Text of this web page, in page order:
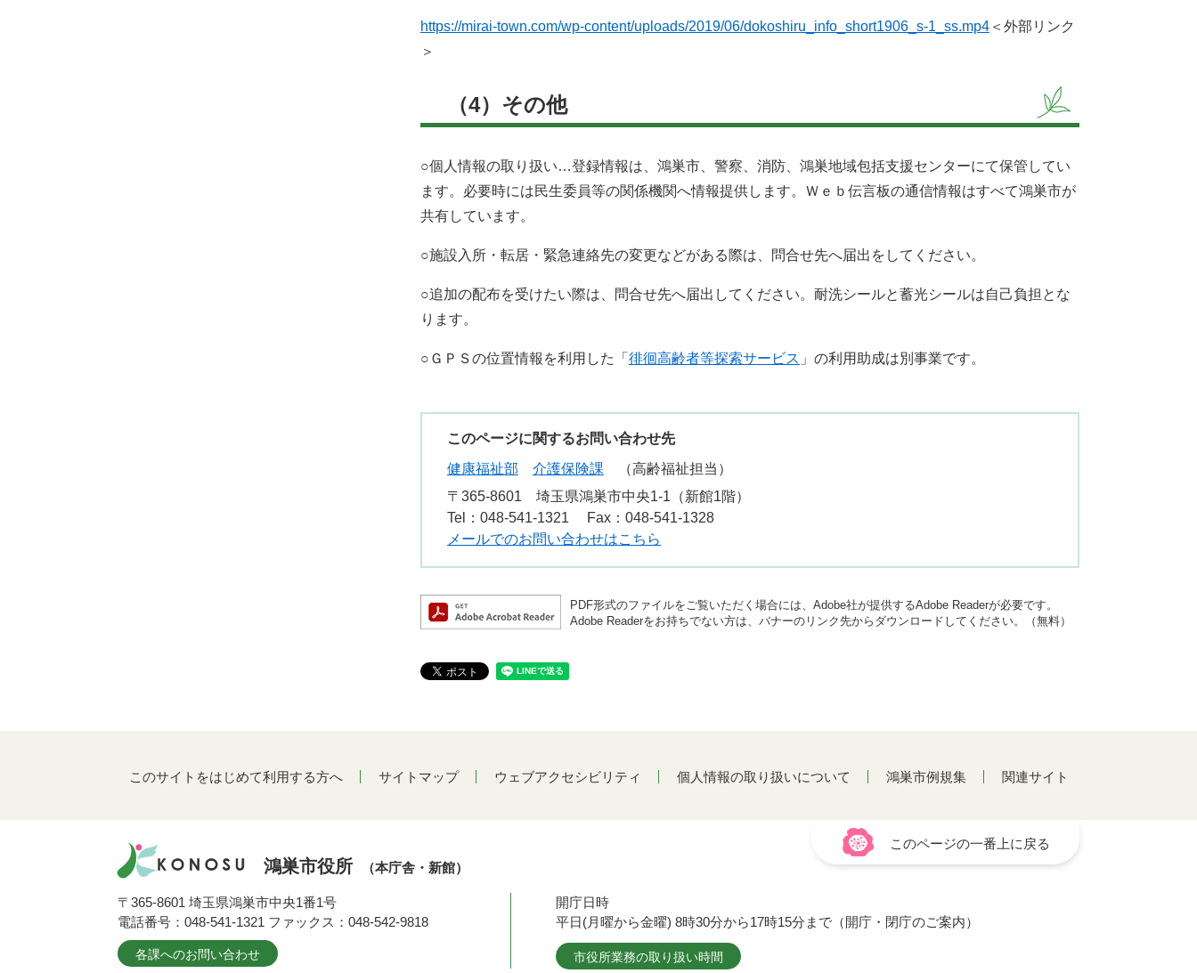
https://mirai-town.com/wp-content/uploads/2019/06/dokoshiru_info_short1906_s-1_ss.mp4 ＜外部リンク
＞
（4）その他
○個人情報の取り扱い…登録情報は、鴻巣市、警察、消防、鴻巣地域包括支援センターにて保管してい
ます。必要時には民生委員等の関係機関へ情報提供します。Ｗｅｂ伝言板の通信情報はすべて鴻巣市が
共有しています。
○施設入所・転居・緊急連絡先の変更などがある際は、問合せ先へ届出をしてください。
○追加の配布を受けたい際は、問合せ先へ届出してください。耐洗シールと蓄光シールは自己負担とな
ります。
○ＧＰＳの位置情報を利用した「 徘徊高齢者等探索サービス 」の利用助成は別事業です。
このページに関するお問い合わせ先
健康福祉部
介護保険課
高齢福祉担当
〒365-8601
埼玉県鴻巣市中央1-1（新館1階）
Tel：048-541-1321
Fax：048-541-1328
メールでのお問い合わせはこちら
PDF形式のファイルをご覧いただく場合には、Adobe社が提供するAdobe Readerが必要です。
Adobe Readerをお持ちでない方は、バナーのリンク先からダウンロードしてください。（無料）
このサイトをはじめて利用する方へ サイトマップ ウェブアクセシビリティ 個人情報の取り扱いについて 鴻巣市例規集 関連サイト
このページの一番上に戻る
鴻巣市役所 （本庁舎・新館）
〒365-8601 埼玉県鴻巣市中央1番1号
電話番号：048-541-1321 ファックス：048-542-9818
各課へのお問い合わせ
開庁日時
平日(月曜から金曜) 8時30分から17時15分まで（開庁・閉庁のご案内）
市役所業務の取り扱い時間